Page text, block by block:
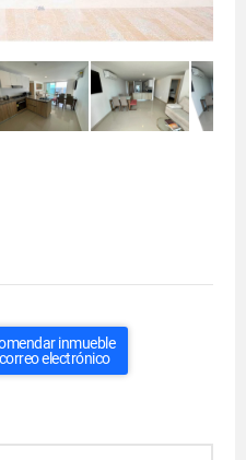
inmueble
electrónico